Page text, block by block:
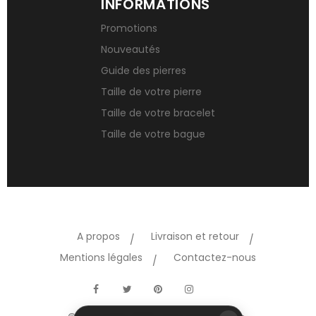
INFORMATIONS
Promotions
Nouveautés
Guide des pierres
Taille de votre pierre
Taille de votre bracelet
Taille de votre bague
A propos
Livraison et retour
Mentions légales
Contactez-nous
FacebookTwitter Pinterest